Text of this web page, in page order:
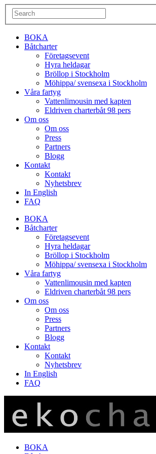
BOKA
Båtcharter
Företagsevent
Hyra heldagar
Bröllop i Stockholm
Möhippa/ svensexa i Stockholm
Våra fartyg
Vattenlimousin med kapten
Eldriven charterbåt 98 pers
Om oss
Om oss
Press
Partners
Blogg
Kontakt
Kontakt
Nyhetsbrev
In English
FAQ
BOKA
Båtcharter
Företagsevent
Hyra heldagar
Bröllop i Stockholm
Möhippa/ svensexa i Stockholm
Våra fartyg
Vattenlimousin med kapten
Eldriven charterbåt 98 pers
Om oss
Om oss
Press
Partners
Blogg
Kontakt
Kontakt
Nyhetsbrev
In English
FAQ
BOKA